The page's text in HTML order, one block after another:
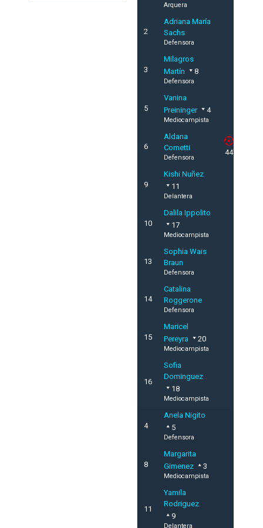
Arquera
2
Adriana María
Sachs
Defensora
3
Milagros
Martín
8
Defensora
5
Vanina
Preininger
4
Mediocampista
6
Aldana
Cometti
Defensora
44'
9
Kishi Nuñez
11
Delantera
10
Dalila Ippolito
17
Mediocampista
13
Sophia Wais
Braun
Defensora
14
Catalina
Roggerone
Defensora
15
Maricel
Pereyra
20
Mediocampista
16
Sofia
Dominguez
18
Mediocampista
4
Anela Nigito
5
Defensora
8
Margarita
Gimenez
3
Mediocampista
11
Yamila
Rodriguez
9
Delantera